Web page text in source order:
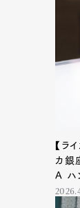
【ラ
カ銀
A ハ
20th